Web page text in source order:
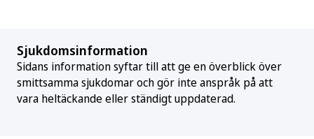
Sjukdomsinformation
Sidans information syftar till att ge en överblick över
smittsamma sjukdomar och gör inte anspråk på att
vara heltäckande eller ständigt uppdaterad.